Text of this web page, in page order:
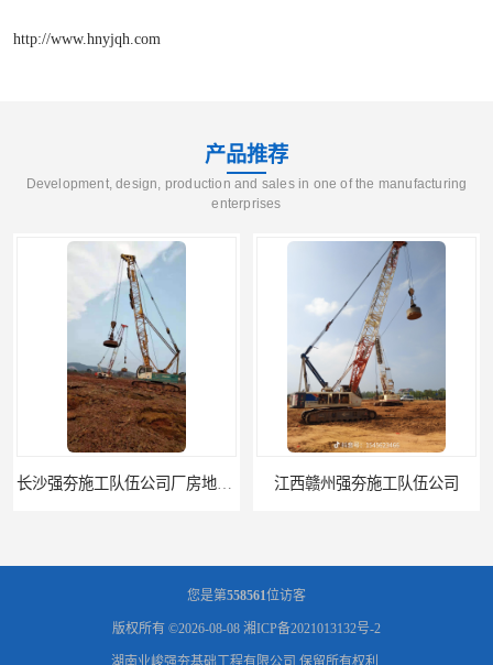
http://www.hnyjqh.com
产品推荐
Development, design, production and sales in one of the manufacturing
enterprises
长沙强夯施工队伍公司厂房地基强夯 江西赣州强夯施工队伍公司
您是第558561位访客
版权所有 ©2026-08-08 湘ICP备2021013132号-2
湖南业峻强夯基础工程有限公司 保留所有权利.